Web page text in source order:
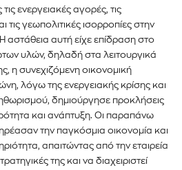
ενεργειακές αγορές, τις
τις γεωπολιτικές ισορροπίες στην
αστάθεια αυτή είχε επίδραση στο
υλών, δηλαδή στα λειτουργικά
η συνεχιζόμενη οικονομική
λόγω της ενεργειακής κρίσης και
δημιούργησε προκλήσεις
και ανάπτυξη. Οι παραπάνω
την παγκόσμια οικονομία και
απαιτώντας από την εταιρεία
της και να διαχειριστεί